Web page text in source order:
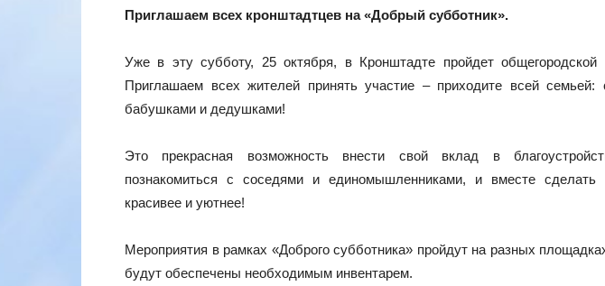
Приглашаем всех кронштадтцев на «Добрый субботник».
Уже в эту субботу, 25 октября, в Кронштадте пройдет общегородской
Приглашаем всех жителей принять участие – приходите всей семьей:
бабушками и дедушками!
Это прекрасная возможность внести свой вклад в
познакомиться с соседями и единомышленниками, и вместе
красивее и уютнее!
Мероприятия в рамках «Доброго субботника» пройдут на разных
будут обеспечены необходимым инвентарем.